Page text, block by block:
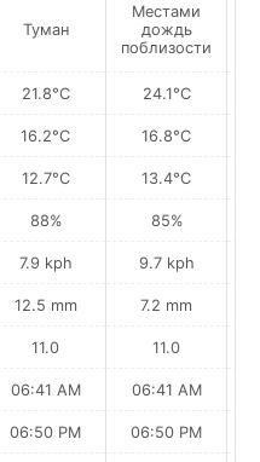
Туман
21.8°C
16.2°C
12.7°C
88%
7.9 kph
12.5 mm
11.0
06:41 AM
06:50 PM
Местами
дождь
поблизости
24.1°C
16.8°C
13.4°C
85%
9.7 kph
7.2 mm
11.0
06:41 AM
06:50 PM